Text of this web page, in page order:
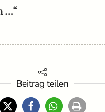
…“
Beitrag teilen